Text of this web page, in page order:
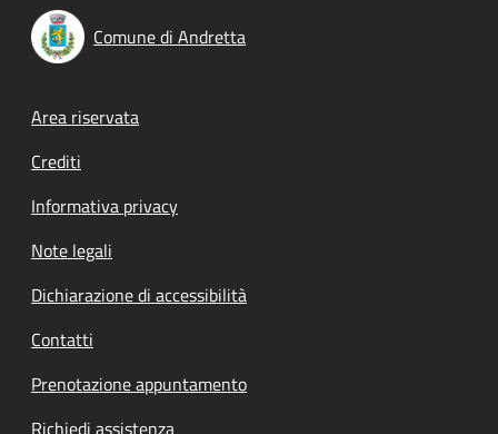
Comune di Andretta
Footer menu
Area riservata
Crediti
Informativa privacy
Note legali
Dichiarazione di accessibilità
Contatti
Prenotazione appuntamento
Richiedi assistenza